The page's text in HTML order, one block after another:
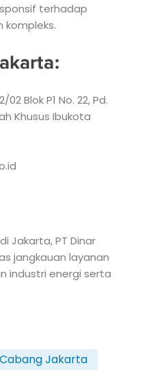
terhadap
kompleks.
Blok P1 No. 22, Pd.
Khusus Ibukota
Jakarta, PT Dinar
jangkauan layanan
industri energi serta
Jakarta